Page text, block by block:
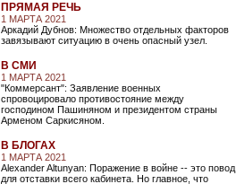
ПРЯМАЯ РЕЧЬ
1 МАРТА 2021
Аркадий Дубнов: Множество отдельных факторов
завязывают ситуацию в очень опасный узел.
В СМИ
1 МАРТА 2021
"Коммерсант": Заявление военных
спровоцировало противостояние между
господином Пашиняном и президентом страны
Арменом Саркисяном.
В БЛОГАХ
1 МАРТА 2021
Alexander Altunyan: Поражение в войне -- это повод
для отставки всего кабинета. Но главное, что